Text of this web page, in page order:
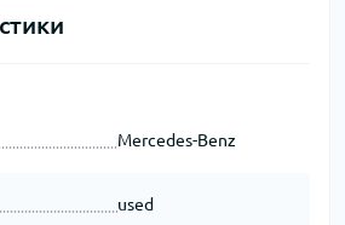
Mercedes-Benz
used